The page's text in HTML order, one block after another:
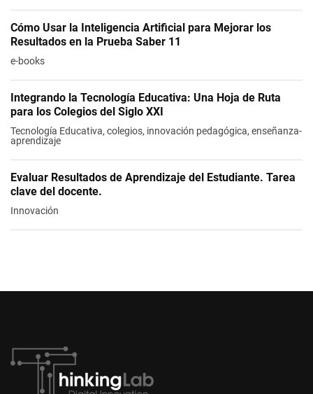
Cómo Usar la Inteligencia Artificial para Mejorar los
Resultados en la Prueba Saber 11
e-books
Integrando la Tecnología Educativa: Una Hoja de Ruta
para los Colegios del Siglo XXI
Tecnología Educativa, colegios, innovación pedagógica, enseñanza-
aprendizaje
Evaluar Resultados de Aprendizaje del Estudiante. Tarea
clave del docente.
Innovación